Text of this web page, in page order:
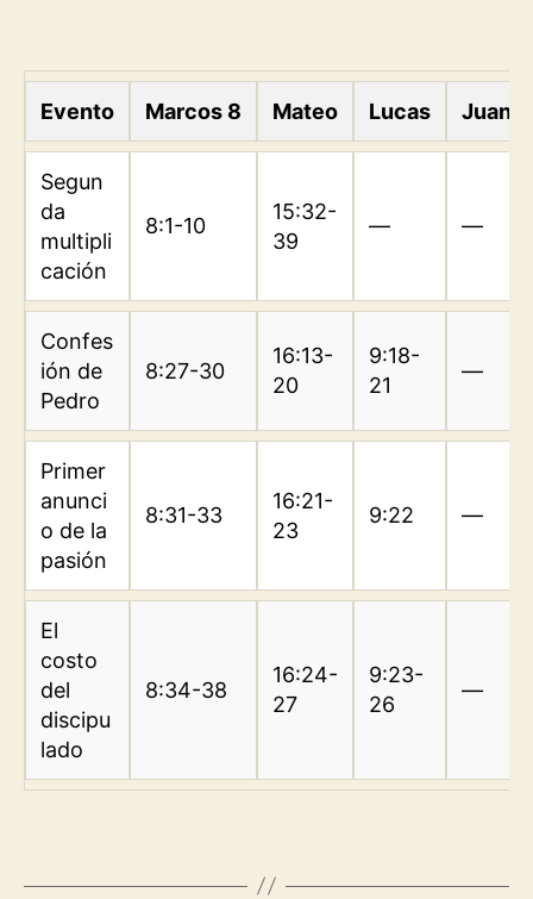
Evento Marcos 8 Mateo Lucas Juan
Segun
da
multipli
cación
8:1-10
15:32-
39
— —
Confes
ión de
Pedro
8:27-30
16:13-
20
9:18-
21
—
Primer
anunci
o de la
pasión
8:31-33
16:21-
23
9:22 —
El
costo
del
discipu
lado
8:34-38
16:24-
27
9:23-
26
—